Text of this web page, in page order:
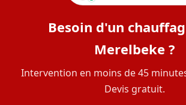
Besoin d'un
Merelbeke ?
Intervention en moins de 45
Devis gratuit.